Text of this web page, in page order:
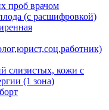
проб врачом
(с расшифровкой)
слизистых, кожи с
(1 зона)